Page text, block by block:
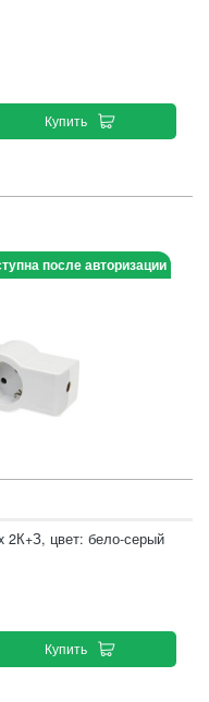
Купить
после авторизации
2К+З, цвет: бело-серый
Купить